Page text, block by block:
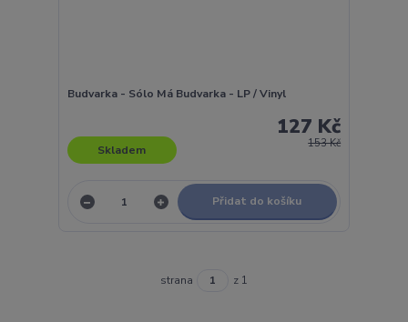
Budvarka - Sólo Má Budvarka - LP / Vinyl
153 Kč
127 Kč
Skladem
Přidat do košíku
strana z 1